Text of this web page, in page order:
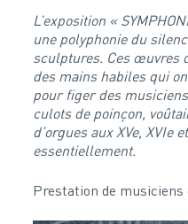
L’exposition «
une polyphonie du
sculptures. Ces œuvres
des mains habiles qui
pour figer des
culots de poinçon,
d’orgues aux XVe, XVIe
essentiellement.
Prestation de musiciens